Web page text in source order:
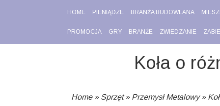
HOME PIENIĄDZE BRANŻA BUDOWLANA
PROMOCJA GRY BRANŻE ZWIEDZANIE
Koła o
Home» Sprzęt» Przemysł Metalowy»